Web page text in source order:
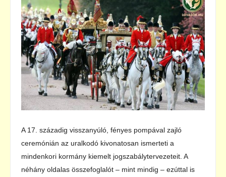
A 17. századig visszanyúló, fényes pompával zajló
ceremónián az uralkodó kivonatosan ismerteti a
mindenkori kormány kiemelt jogszabálytervezeteit. A
néhány oldalas összefoglalót – mint mindig – ezúttal is